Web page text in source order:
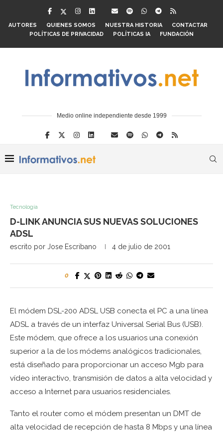
AUTORES QUIENES SOMOS NUESTRA HISTORIA
CONTACTAR
POLÍTICAS DE PRIVACIDAD
POLÍTICAS IA FUNDACIÓN
Medio online independiente desde 1999
Tecnología
D-LINK ANUNCIA SUS NUEVAS SOLUCIONES
ADSL
escrito por Jose Escribano 4 de julio de 2001
0
El módem DSL-200 ADSL USB conecta el PC a una línea
ADSL a través de un interfaz Universal Serial Bus (USB).
Este módem, que ofrece a los usuarios una conexión
superior a la de los módems analógicos tradicionales,
está diseñado para proporcionar un acceso Mgb para
vídeo interactivo, transmisión de datos a alta velocidad y
acceso a Internet para usuarios residenciales.
Tanto el router como el módem presentan un DMT de
alta velocidad de recepción de hasta 8 Mbps y una línea